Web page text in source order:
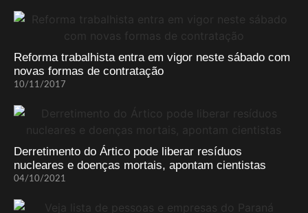
Reforma trabalhista entra em vigor neste sábado com
novas formas de contratação
10/11/2017
Derretimento do Ártico pode liberar resíduos
nucleares e doenças mortais, apontam cientistas
04/10/2021